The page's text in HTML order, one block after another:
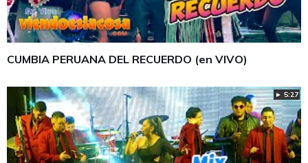
CUMBIA PERUANA DEL RECUERDO (en VIVO)
► 5:27